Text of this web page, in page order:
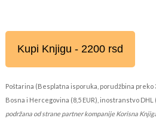
Kupi Knjigu - 2200 rsd
Poštarina (Besplatna isporuka, porudžbina preko
Bosna i Hercegovina (8,5 EUR), inostranstvo DHL
podržana od strane partner kompanije Korisna